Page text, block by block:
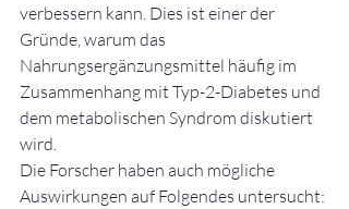
verbessern kann. Dies ist einer der
Gründe, warum das
Nahrungsergänzungsmittel häufig im
Zusammenhang mit Typ-2-Diabetes und
dem metabolischen Syndrom diskutiert
wird.
Die Forscher haben auch mögliche
Auswirkungen auf Folgendes untersucht: